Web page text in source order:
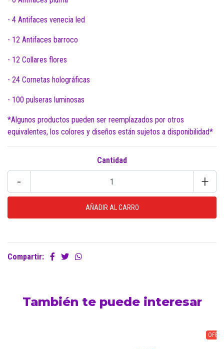
- 4 Antifaces venecia led
- 12 Antifaces barroco
- 12 Collares flores
- 24 Cornetas holográficas
- 100 pulseras luminosas
*Algunos productos pueden ser reemplazados por otros
equivalentes, los colores y diseños están sujetos a disponibilidad*
Cantidad
- +
Compartir:
También te puede interesar